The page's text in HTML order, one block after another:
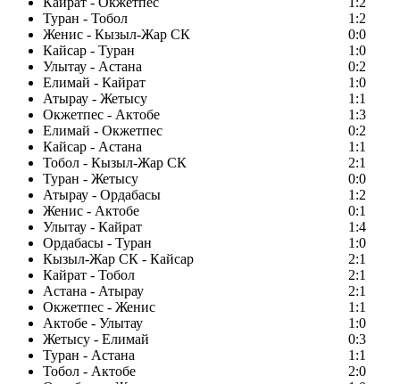
Туран - Тобол
1:2
Женис - Кызыл-Жар СК
0:0
Кайсар - Туран
1:0
Улытау - Астана
0:2
Елимай - Кайрат
1:0
Атырау - Жетысу
1:1
Окжетпес - Актобе
1:3
Елимай - Окжетпес
0:2
Кайсар - Астана
1:1
Тобол - Кызыл-Жар СК
2:1
Туран - Жетысу
0:0
Атырау - Ордабасы
1:2
Женис - Актобе
0:1
Улытау - Кайрат
1:4
Ордабасы - Туран
1:0
Кызыл-Жар СК - Кайсар
2:1
Кайрат - Тобол
2:1
Астана - Атырау
2:1
Окжетпес - Женис
1:1
Актобе - Улытау
1:0
Жетысу - Елимай
0:3
Туран - Астана
1:1
Тобол - Актобе
2:0